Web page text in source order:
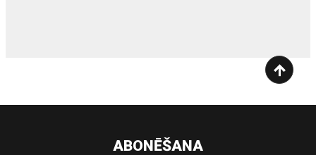
ABONĒŠANA